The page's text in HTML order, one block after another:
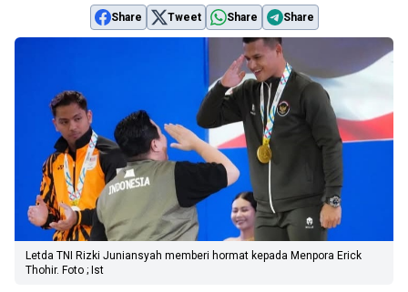
Share Tweet Share Share
Letda TNI Rizki Juniansyah memberi hormat kepada Menpora Erick
Thohir. Foto ; Ist